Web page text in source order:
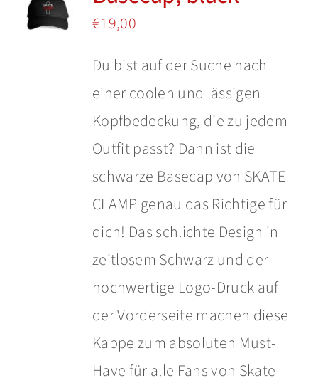
Optionen
können
auf
der
Produktseite
gewählt
werden
€19,00
Du bist auf der Suche nach
einer coolen und lässigen
Kopfbedeckung, die zu jedem
Outfit passt? Dann ist die
schwarze Basecap von SKATE
CLAMP genau das Richtige für
dich! Das schlichte Design in
zeitlosem Schwarz und der
hochwertige Logo-Druck auf
der Vorderseite machen diese
Kappe zum absoluten Must-
Have für alle Fans von Skate-